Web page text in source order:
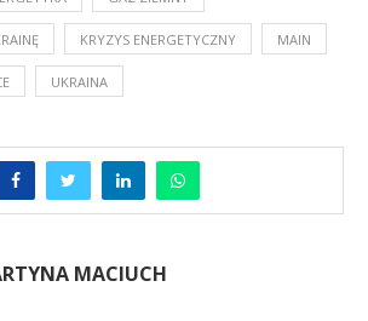
KRYZYS ENERGETYCZNY MAIN
UKRAINA
MACIUCH